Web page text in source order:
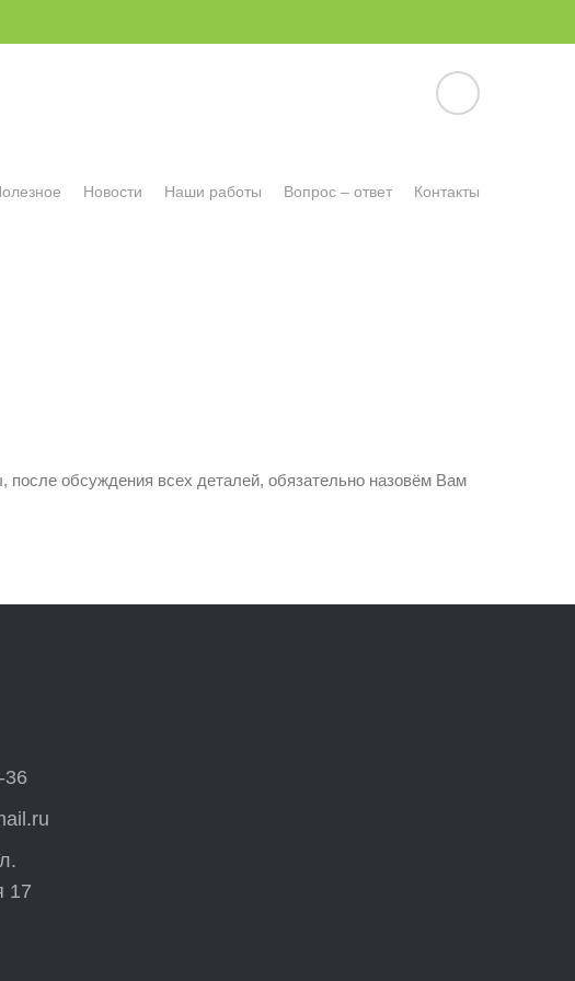
Новости Наши работы Вопрос – ответ Контакты
после обсуждения всех деталей, обязательно назовём Вам
36
17